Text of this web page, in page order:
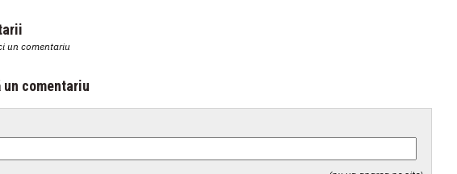
un comentariu
un comentariu